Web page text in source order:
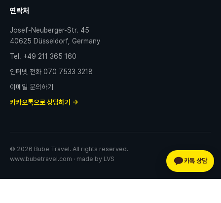
연락처
Josef-Neuberger-Str. 45
40625 Düsseldorf, Germany
Tel. +49 211 365 160
인터넷 전화 070 7533 3218
이메일 문의하기
카카오톡으로 상담하기 →
© 2026 Bube Travel. All rights reserved.
www.bubetravel.com · made by LVS
카톡 상담